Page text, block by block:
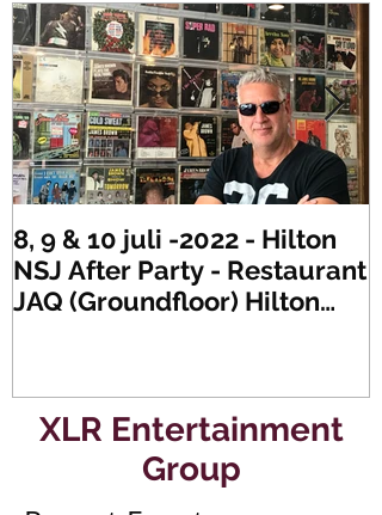
8, 9 & 10 juli -2022 - Hilton
NSJ After Party - Restaurant
JAQ (Groundfloor) Hilton
XLR Entertainment
Group